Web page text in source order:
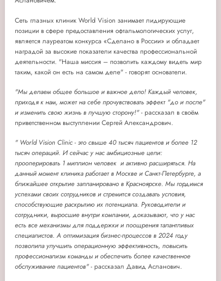
Сеть глазных клиник World Vision занимает лидирующие
позиции в сфере предоставления офтальмологических услуг,
является лауреатом конкурса «Сделано в России» и обладает
наградой за высокие показатели качества профессиональной
деятельности. "Наша миссия – позволить каждому видеть мир
таким, какой он есть на самом деле" - говорят основатели.
"Мы делаем общее большое и важное дело! Каждый человек,
приходя к нам, может на себе прочувствовать эффект "до и после"
и изменить свою жизнь в лучшую сторону!"- рассказал в своём
приветственном выступлении Сергей Александрович.
" World Vision Clinic - это свыше 40 тысяч пациентов и более 12
тысяч операций. И сейчас у нас амбициозные цели:
прооперировать 1 миллион человек и активно расширяться. На
данный момент клиника работает в Москве и Санкт-Петербурге, а
ближайшее открытие запланировано в Красноярске. Мы гордимся
успехами своих сотрудников и стремится создавать условия,
способствующие раскрытию их потенциала. Руководители и
сотрудники, выросшие внутри компании, доказывают, что у нас
есть все механизмы для поддержки и поощрения талантливых
специалистов. А оптимизация бизнес-процессов в 2024 году
позволила улучшить операционную эффективность, повысить
профессионализм команды и обеспечить более качественное
обслуживание пациентов"- рассказал Давид Асланович.